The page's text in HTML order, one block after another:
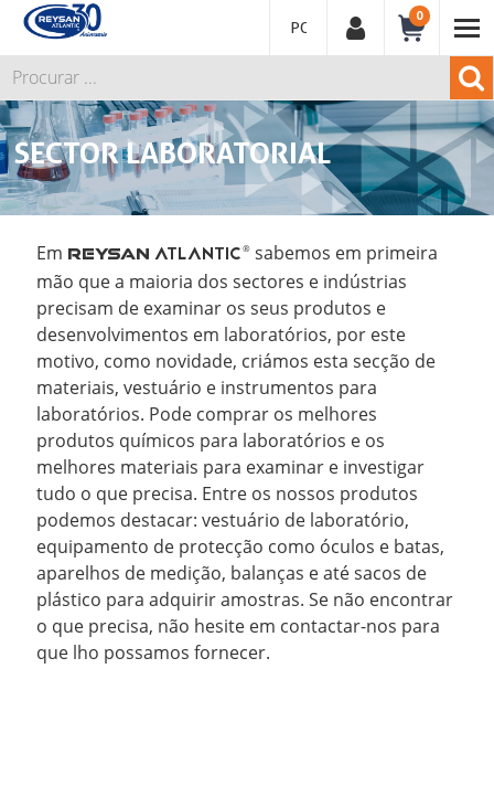
PORTUGUÊS
0
SECTOR LABORATORIAL
Em REYSAN ATLANTIC ® sabemos em primeira
mão que a maioria dos sectores e indústrias
precisam de examinar os seus produtos e
desenvolvimentos em laboratórios, por este
motivo, como novidade, criámos esta secção de
materiais, vestuário e instrumentos para
laboratórios. Pode comprar os melhores
produtos químicos para laboratórios e os
melhores materiais para examinar e investigar
tudo o que precisa. Entre os nossos produtos
podemos destacar: vestuário de laboratório,
equipamento de protecção como óculos e batas,
aparelhos de medição, balanças e até sacos de
plástico para adquirir amostras. Se não encontrar
o que precisa, não hesite em contactar-nos para
que lho possamos fornecer.